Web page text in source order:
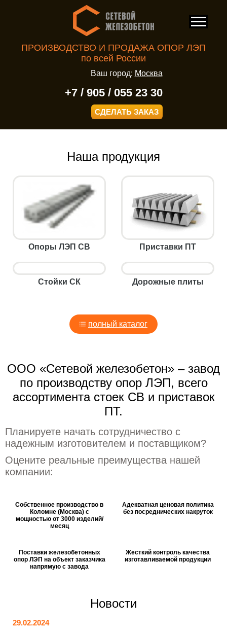
ПРОИЗВОДСТВО И ПРОДАЖА ОПОР ЛЭП
по всей России
Ваш город: Москва
+7 / 905 / 055 23 30
СДЕЛАТЬ ЗАКАЗ
Наша продукция
Опоры ЛЭП СВ Приставки ПТ
Стойки СК Дорожные плиты
полный каталог
ООО «Сетевой железобетон» – завод
по производству опор ЛЭП, всего
ассортимента стоек СВ и приставок
ПТ.
Планируете начать сотрудничество с
надежным изготовителем и поставщиком?
Оцените реальные преимущества нашей
компании:
Собственное производство в
Коломне (Москва) с
мощностью от 3000 изделий/
месяц
Адекватная ценовая политика
без посреднических накруток
Поставки железобетонных
опор ЛЭП на объект заказчика
напрямую с завода
Жесткий контроль качества
изготавливаемой продукции
Новости
29.02.2024